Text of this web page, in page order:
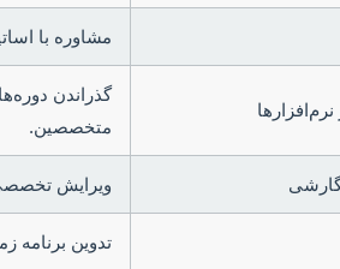
مشاوره با
گذراندن
متخصصین.
ویرایش
تدوین برنامه